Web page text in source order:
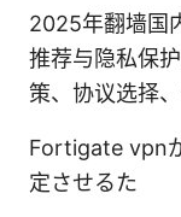
2025年翻墙国
推荐与隐私保
策、协议选择
Fortigate vpn
定させるた